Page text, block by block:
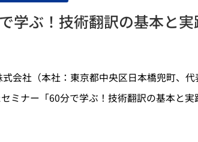
技術翻訳
で学ぶ！技術翻訳の基本と
会社（本社：東京都中央区日本橋兜町、
ミナー「60分で学ぶ！技術翻訳の基本と